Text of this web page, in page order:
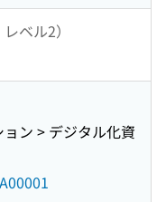
ベル2）
ン > デジタル化資